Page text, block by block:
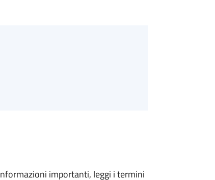
importanti, leggi i termini